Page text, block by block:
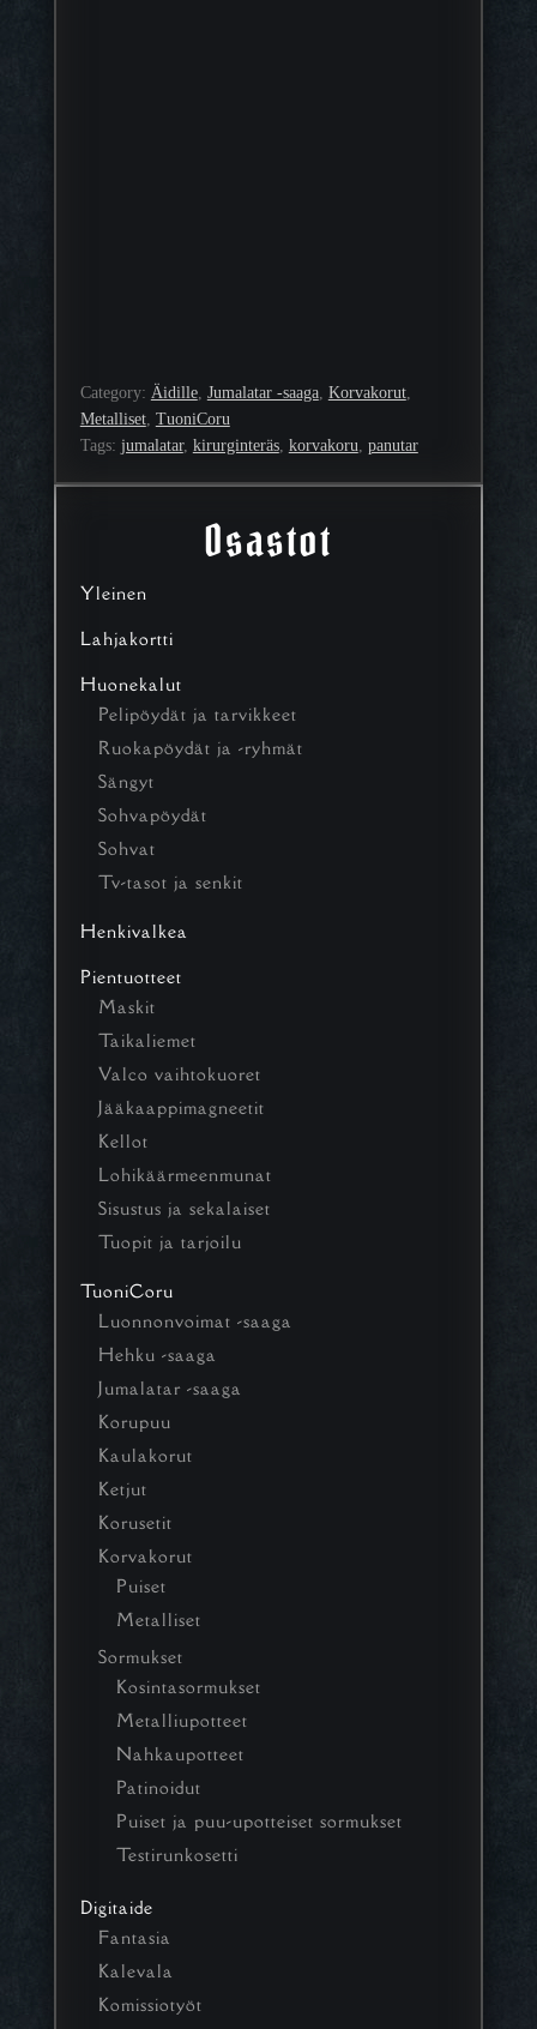
Osastot
Yleinen
Lahjakortti
Huonekalut
Pelipöydät ja tarvikkeet
Ruokapöydät ja -ryhmät
Sängyt
Sohvapöydät
Sohvat
Tv-tasot ja senkit
Henkivalkea
Pientuotteet
Maskit
Taikaliemet
Valco vaihtokuoret
Jääkaappimagneetit
Kellot
Lohikäärmeenmunat
Sisustus ja sekalaiset
Tuopit ja tarjoilu
TuoniCoru
Luonnonvoimat -saaga
Hehku -saaga
Jumalatar -saaga
Korupuu
Kaulakorut
Ketjut
Korusetit
Korvakorut
Puiset
Metalliset
Sormukset
Kosintasormukset
Metalliupotteet
Nahkaupotteet
Patinoidut
Puiset ja puu-upotteiset sormukset
Testirunkosetti
Digitaide
Fantasia
Kalevala
Komissiotyöt
Category: Äidille, Jumalatar -saaga, Korvakorut
Metalliset, TuoniCoru
Tags: jumalatar, kirurginteräs, korvakoru, panutar